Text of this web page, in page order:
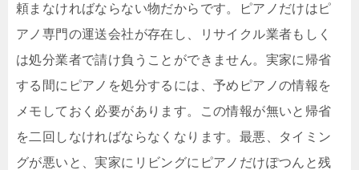
頼まなければならない物だからです。ピアノだけはピ
アノ専門の運送会社が存在し、リサイクル業者もしく
は処分業者で請け負うことができません。実家に帰省
する間にピアノを処分するには、予めピアノの情報を
メモしておく必要があります。この情報が無いと帰省
を二回しなければならなくなります。最悪、タイミン
グが悪いと、実家にリビングにピアノだけぽつんと残